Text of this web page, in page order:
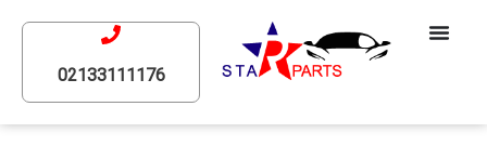
02133111176